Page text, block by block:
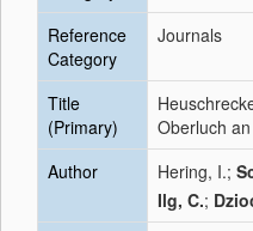
Reference
Category
Journals
Title
(Primary)
Oberluch
Author
Hering, I.;
Ilg, C.;